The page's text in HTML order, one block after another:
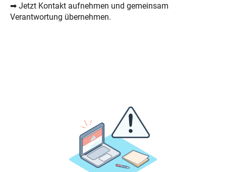
➡ Jetzt Kontakt aufnehmen und gemeinsam
Verantwortung übernehmen.